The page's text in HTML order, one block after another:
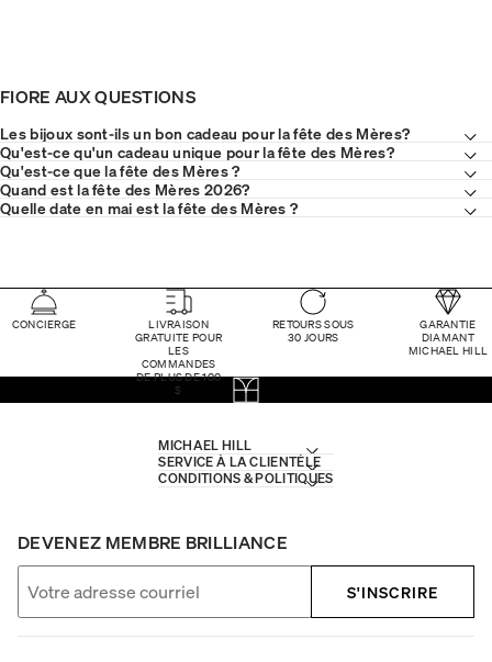
FIORE AUX QUESTIONS
Les bijoux sont-ils un bon cadeau pour la fête des Mères?
Qu'est-ce qu'un cadeau unique pour la fête des Mères?
Qu'est-ce que la fête des Mères ?
Quand est la fête des Mères 2026?
Quelle date en mai est la fête des Mères ?
CONCIERGE
LIVRAISON
GRATUITE POUR
LES
COMMANDES
DE PLUS DE 100
$
RETOURS SOUS
30 JOURS
GARANTIE
DIAMANT
MICHAEL HILL
MICHAEL HILL
SERVICE À LA CLIENTÈLE
CONDITIONS & POLITIQUES
DEVENEZ MEMBRE BRILLIANCE
S'INSCRIRE